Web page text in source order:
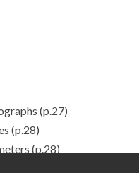
(p.27)
(p.28)
(p.28)